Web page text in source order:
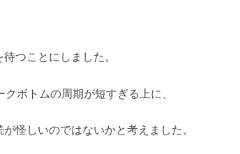
つことにしました。
ボトムの周期が短すぎる上に、
怪しいのではないかと考えました。